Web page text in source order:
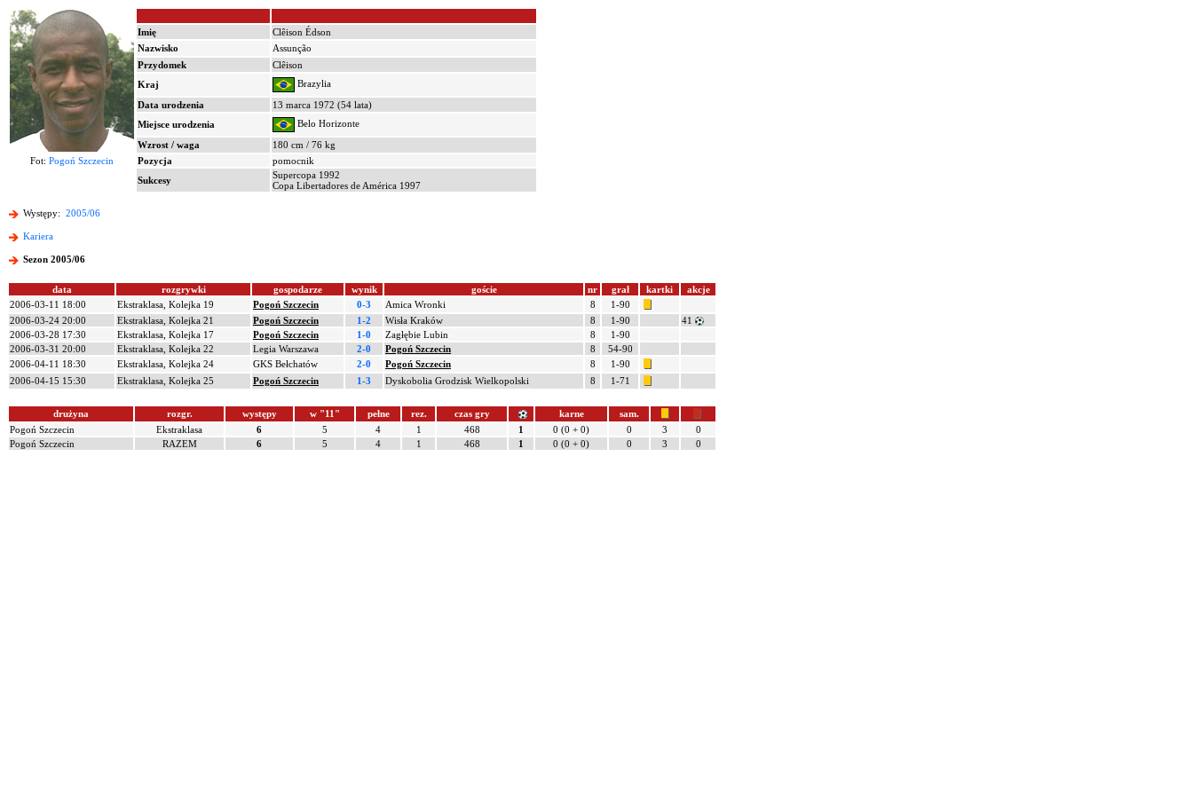
Imię
Clêison Édson
Nazwisko
Assunção
Przydomek
Clêison
Kraj
Brazylia
Data urodzenia
13 marca 1972 (54 lata)
Miejsce urodzenia
Belo Horizonte
Wzrost / waga
180 cm / 76 kg
Fot: Pogoń Szczecin Pozycja
pomocnik
Sukcesy
Supercopa 1992
Copa Libertadores de América 1997
Występy: 2005/06
Kariera
Sezon 2005/06
data rozgrywki gospodarze wynik goście nr grał kartki
akcje
2006-03-11 18:00
Ekstraklasa, Kolejka 19 Pogoń Szczecin 0-3 Amica Wronki 8
1-90
2006-03-24 20:00
Ekstraklasa, Kolejka 21 Pogoń Szczecin 1-2 Wisła Kraków 8 1-90
41
2006-03-28 17:30
Ekstraklasa, Kolejka 17 Pogoń Szczecin 1-0 Zagłębie Lubin 8
1-90
2006-03-31 20:00
Ekstraklasa, Kolejka 22 Legia Warszawa 2-0 Pogoń Szczecin 8
54-90
2006-04-11 18:30
Ekstraklasa, Kolejka 24 GKS Bełchatów 2-0 Pogoń Szczecin 8
1-90
2006-04-15 15:30
Ekstraklasa, Kolejka 25 Pogoń Szczecin 1-3 Dyskobolia Grodzisk Wielkopolski 8 1-71
drużyna rozgr. występy w "11" pełne rez. czas gry karne
sam.
Pogoń Szczecin
Ekstraklasa 6 5 4 1 468 1 0 (0 + 0) 0 3
0
Pogoń Szczecin
RAZEM 6 5 4 1 468 1 0 (0 + 0) 0 3 0